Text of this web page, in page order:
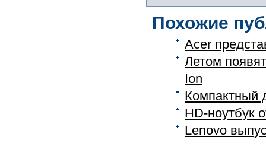
Похожие
Acer
Летом
Ion
Компактный
HD-ноутбук
Lenovo